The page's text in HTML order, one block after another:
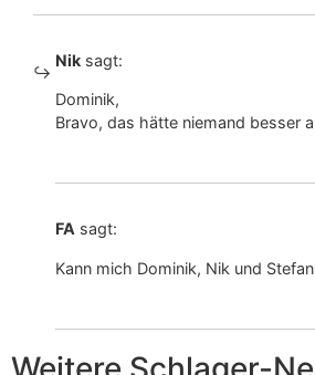
Nik sagt:
Dominik,
Bravo, das hätte niemand besser
FA sagt:
Kann mich Dominik, Nik und